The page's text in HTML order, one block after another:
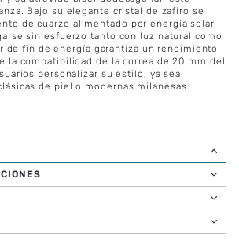
Bajo su elegante cristal de zafiro se
de cuarzo alimentado por energía solar,
sin esfuerzo tanto con luz natural como
de fin de energía garantiza un rendimiento
la compatibilidad de la correa de 20 mm del
personalizar su estilo, ya sea
de piel o modernas milanesas.